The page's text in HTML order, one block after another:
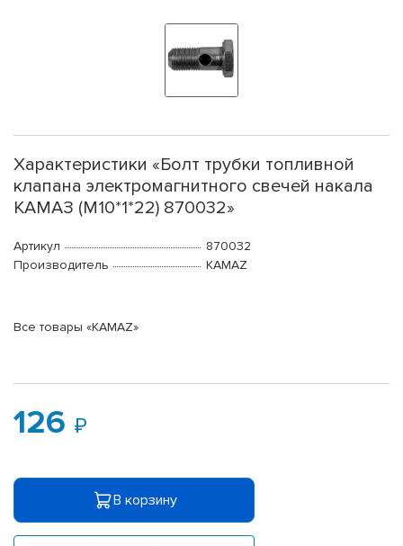
Характеристики «Болт трубки топливной
клапана электромагнитного свечей накала
КАМАЗ (М10*1*22) 870032»
Артикул
870032
Производитель
KAMAZ
Все товары «KAMAZ»
126
В корзину